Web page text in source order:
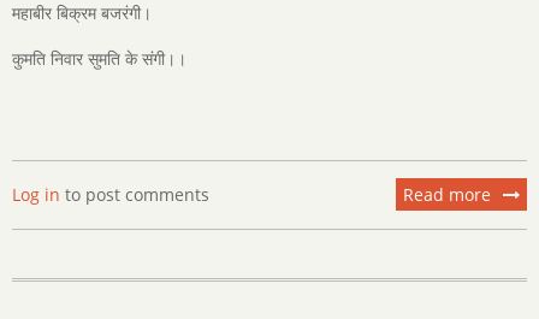
महाबीर बिक्रम बजरंगी।
कुमति निवार सुमति के संगी।।
Read more about
Log in to post comments